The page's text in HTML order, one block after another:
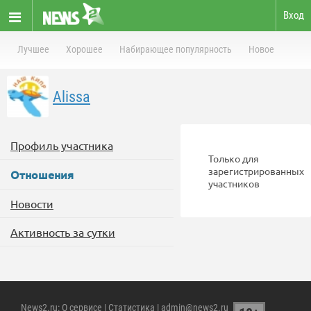
Вход
Лучшее Хорошее Набирающее популярность Новое
Alissa
Профиль участника
Отношения
Новости
Активность за сутки
Только для
зарегистрированных
участников
News2.ru: О сервисе | Статистика | admin@news2.ru